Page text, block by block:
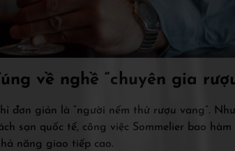
về nghề “chuyên gia
đơn giản là “người nếm thử rượu vang”.
sạn quốc tế, công việc Sommelier bao
năng giao tiếp cao.